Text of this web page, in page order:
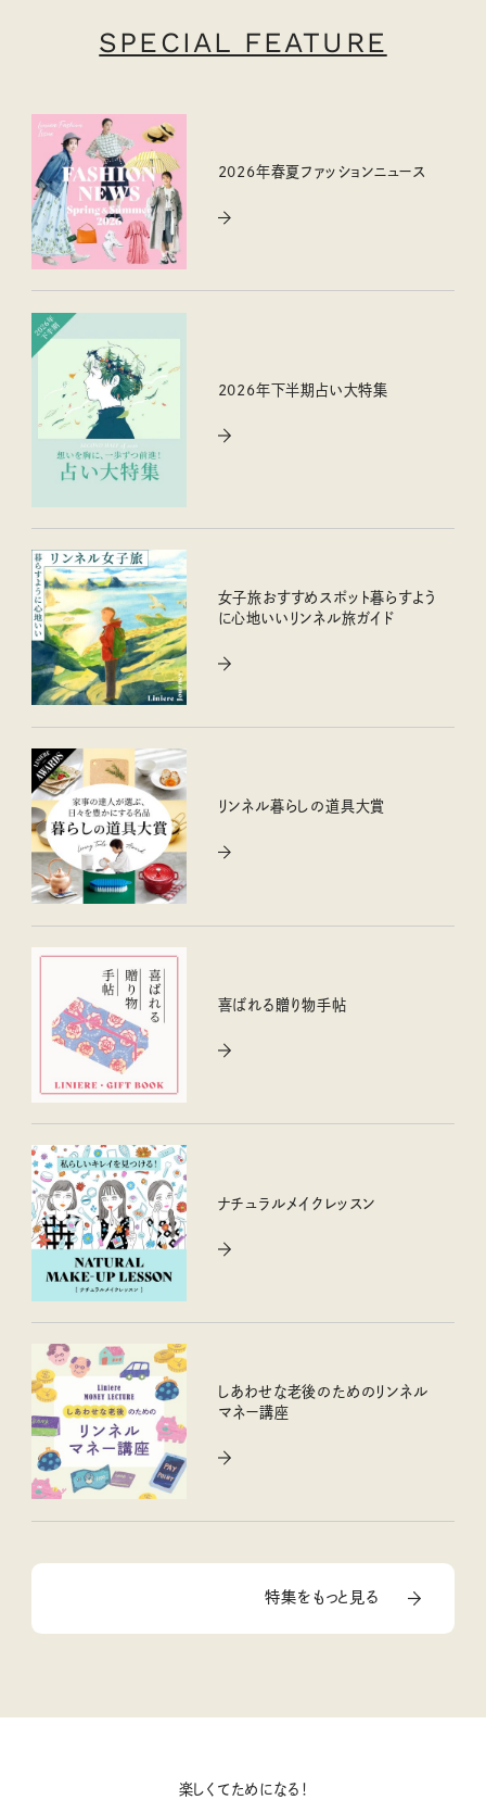
SPECIAL FEATURE
2026年春夏ファッションニュース
2026年下半期占い大特集
女子旅おすすめスポット暮らすよう
に心地いいリンネル旅ガイド
リンネル暮らしの道具大賞
喜ばれる贈り物手帖
ナチュラルメイクレッスン
しあわせな老後のためのリンネル
マネー講座
特集をもっと見る
楽しくてためになる！